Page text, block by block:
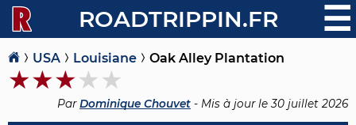
ROADTRIPPIN.FR ☰
USA Louisiane Oak Alley Plantation
ParDominique Chouvet - Mis à jour le30 juillet 2026